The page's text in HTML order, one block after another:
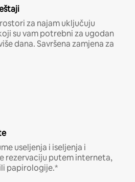
za najam uključuju
su vam potrebni za ugodan
dana. Savršena zamjena za
useljenja i iseljenja i
rezervaciju putem interneta,
papirologije.*